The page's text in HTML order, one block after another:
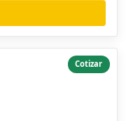
Cotizar